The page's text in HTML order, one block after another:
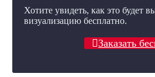
Хотите увидеть, как это будет
визуализацию бесплатно.
Заказать